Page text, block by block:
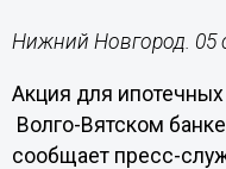
Нижний Новгород. 05
Акция для
Волго-Вятском
сообщает пресс-